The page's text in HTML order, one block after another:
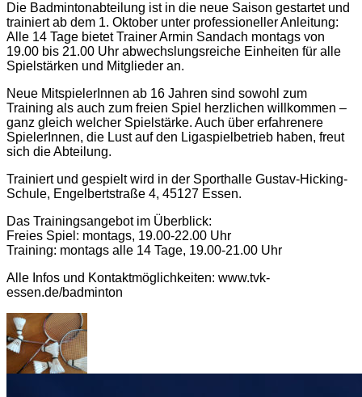
Die Badmintonabteilung ist in die neue Saison gestartet und
trainiert ab dem 1. Oktober unter professioneller Anleitung:
Alle 14 Tage bietet Trainer Armin Sandach montags von
19.00 bis 21.00 Uhr abwechslungsreiche Einheiten für alle
Spielstärken und Mitglieder an.
Neue MitspielerInnen ab 16 Jahren sind sowohl zum
Training als auch zum freien Spiel herzlichen willkommen –
ganz gleich welcher Spielstärke. Auch über erfahrenere
SpielerInnen, die Lust auf den Ligaspielbetrieb haben, freut
sich die Abteilung.
Trainiert und gespielt wird in der Sporthalle Gustav-Hicking-
Schule, Engelbertstraße 4, 45127 Essen.
Das Trainingsangebot im Überblick:
Freies Spiel: montags, 19.00-22.00 Uhr
Training: montags alle 14 Tage, 19.00-21.00 Uhr
Alle Infos und Kontaktmöglichkeiten: www.tvk-
essen.de/badminton